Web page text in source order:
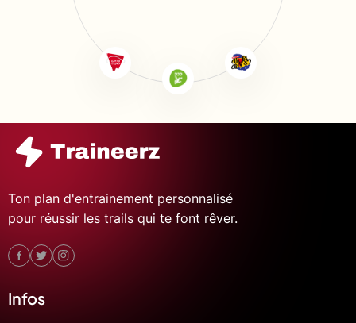
Ton plan d'entrainement personnalisé
pour réussir les trails qui te font rêver.
Infos